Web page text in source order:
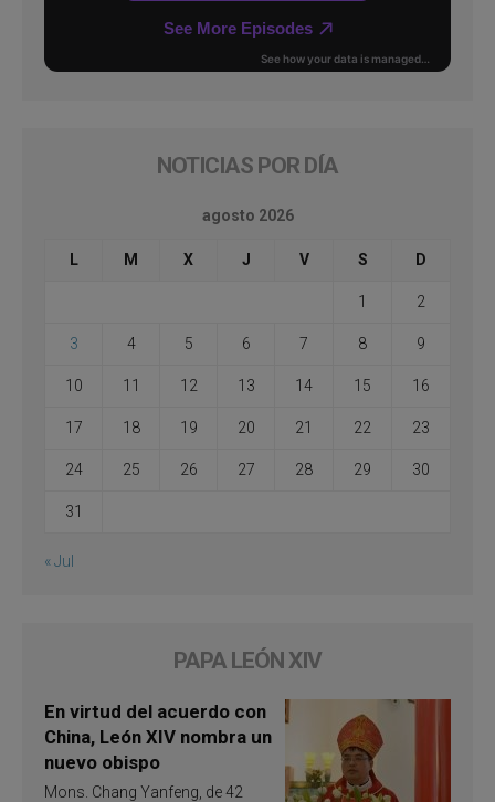
NOTICIAS POR DÍA
agosto 2026
L M X J V S D
1 2
3 4 5 6 7 8 9
10 11 12 13 14 15 16
17 18 19 20 21 22 23
24 25 26 27 28 29 30
31
« Jul
PAPA LEÓN XIV
En virtud del acuerdo con
China, León XIV nombra un
nuevo obispo
Mons. Chang Yanfeng, de 42